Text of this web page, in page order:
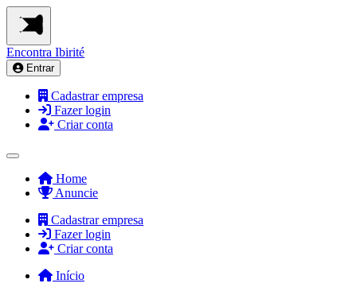
Encontra Ibirité
Entrar
Cadastrar empresa
Fazer login
Criar conta
Home
Anuncie
Cadastrar empresa
Fazer login
Criar conta
Início